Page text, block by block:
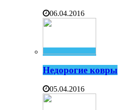
06.04.2016
Недорогие ковры
05.04.2016